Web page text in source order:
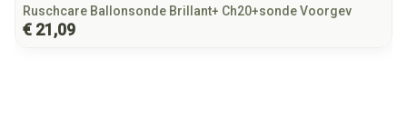
Ruschcare Ballonsonde Brillant+ Ch20+sonde Voorgev
€ 21,09